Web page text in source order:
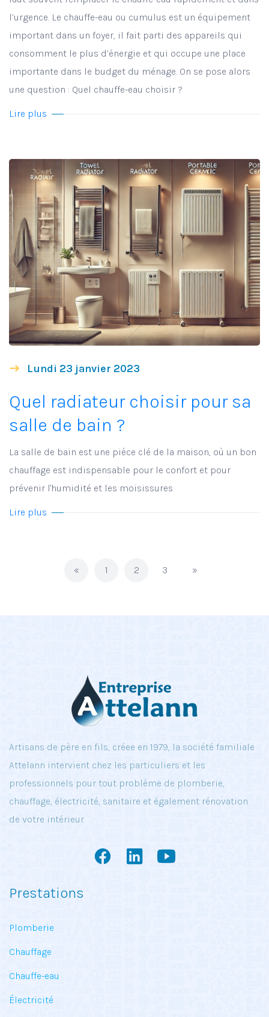
l’urgence. Le chauffe-eau ou cumulus est un équipement
important dans un foyer, il fait parti des appareils qui
consomment le plus d’énergie et qui occupe une place
importante dans le budget du ménage. On se pose alors
une question : Quel chauffe-eau choisir ?
Lire plus
Lundi 23 janvier 2023
Quel radiateur choisir pour sa
salle de bain ?
La salle de bain est une pièce clé de la maison, où un bon
chauffage est indispensable pour le confort et pour
prévenir l'humidité et les moisissures
Lire plus
« 1 2 3 »
Artisans de père en fils, créee en 1979, la société familiale
Attelann intervient chez les particuliers et les
professionnels pour tout problème de plomberie,
chauffage, électricité, sanitaire et également rénovation
de votre intérieur.
Prestations
Plomberie
Chauffage
Chauffe-eau
Électricité